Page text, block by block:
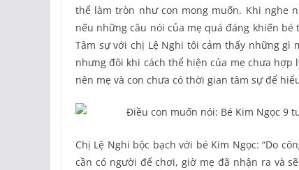
thể làm tròn như con mong muốn. Khi nghe
nếu những câu nói của mẹ quá đáng khiến
Tâm sự với chị Lệ Nghi tôi cảm thấy những
nhưng đôi khi cách thể hiện của mẹ chưa
nên mẹ và con chưa có thời gian tâm sự để
Chị Lệ Nghi bộc bạch với bé Kim Ngọc: “Do
cần có người để chơi, giờ mẹ đã nhận ra và